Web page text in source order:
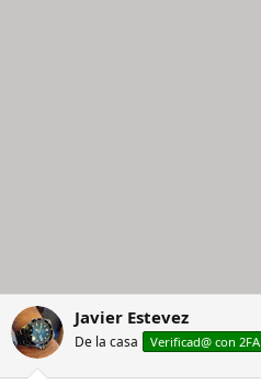
Javier Estevez
De la casa Verificad@ con 2FA